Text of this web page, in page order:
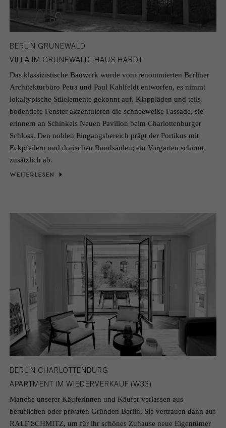
BERLIN GRUNEWALD
VILLA IM GRUNEWALD: HAUS HARDT
Das klassizistische Bauwerk wurde vom renommierten Berliner
Architekturbüro Petra und Paul Kahlfeldt entworfen, es nimmt
lokaltypische Stilelemente gekonnt auf. Klappläden und teils
bodentiefe Fenster akzentuieren die schneeweiße Fassade, sie
erinnern an Schinkels Neuen Pavillon beim Charlottenburger
Schloss. Den noblen Eingangsbereich prägt der Portikus mit
Eckpfeilern und dorischen Rundsäulen; ein Vorgarten schirmt
zusätzlich ab.
WEITERLESEN
BERLIN CHARLOTTENBURG
APARTMENT IM WIEDERVERKAUF (W33)
Manche unserer Käuferinnen und Käufer verlassen aus
beruflichen oder privaten Gründen Berlin. Sie vertrauen dann auf
RALF SCHMITZ, um für ihr schönes Zuhause neue Eigentümer